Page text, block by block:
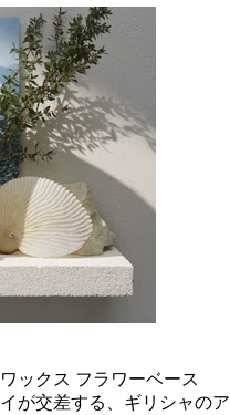
ックス フラワーベース
が交差する、ギリシャのア